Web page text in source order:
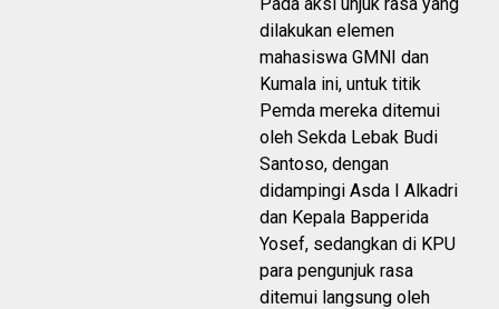
dilakukan elemen
mahasiswa GMNI dan
Kumala ini, untuk titik
Pemda mereka ditemui
oleh Sekda Lebak Budi
Santoso, dengan
didampingi Asda I Alkadri
dan Kepala Bapperida
Yosef, sedangkan di KPU
para pengunjuk rasa
ditemui langsung oleh